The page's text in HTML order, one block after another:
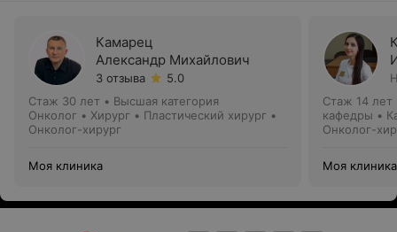
Камарец
Александр Михайлович
3 отзыва
5.0
Стаж 30 лет • Высшая категория
Онколог • Хирург • Пластический хирург •
Онколог-хирург
Моя клиника
Стаж 14 лет
кафедры •
Онколог-
Моя клиника